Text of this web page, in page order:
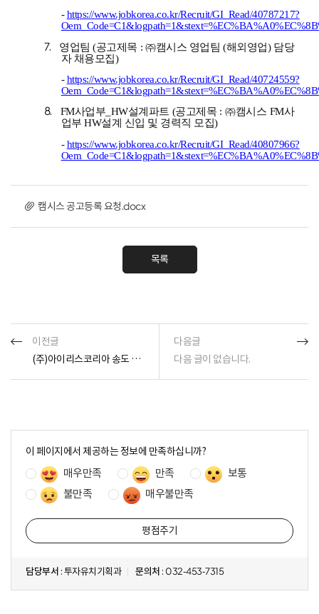
-https://www.jobkorea.co.kr/Recruit/GI_Read/40787217?
7. 영업팀 (공고제목 : ㈜캠시스 영업팀 (해외영업) 담당
자 채용모집)
-https://www.jobkorea.co.kr/Recruit/GI_Read/40724559?
8. FM사업부_HW설계파트 (공고제목 : ㈜캠시스 FM사
업부 HW설계 신입 및 경력직 모집)
-https://www.jobkorea.co.kr/Recruit/GI_Read/40807966?
캠시스 공고등록 요청.docx
목록
이전글
(주)아이리스코리아 송도 채용공고
다음글
다음 글이 없습니다.
이 페이지에서 제공하는 정보에 만족하십니까?
매우만족 만족
보통
불만족
매우불만족
담당부서 : 투자유치기획과 문의처 : 032-453-7315